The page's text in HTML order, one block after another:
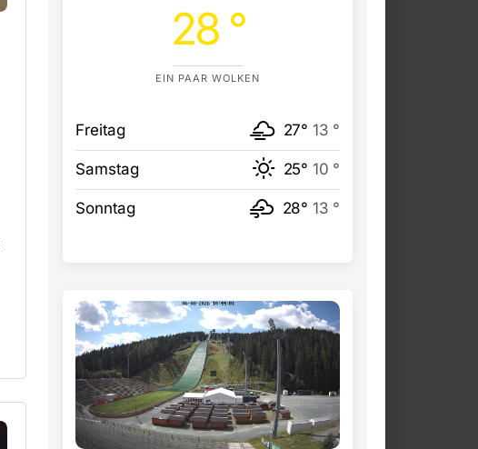
28 °
EIN PAAR WOLKEN
Freitag 27° 13 °
Samstag 25° 10 °
Sonntag 28° 13 °